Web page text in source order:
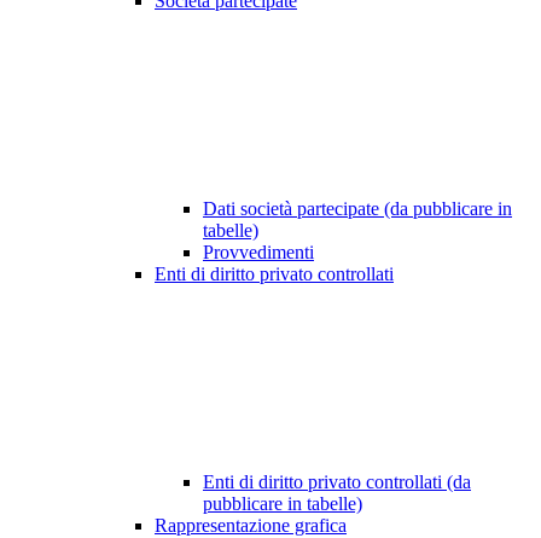
Dati società partecipate (da pubblicare in
tabelle)
Provvedimenti
Enti di diritto privato controllati
Enti di diritto privato controllati (da
pubblicare in tabelle)
Rappresentazione grafica